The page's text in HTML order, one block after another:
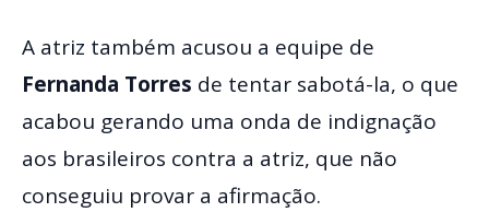
A atriz também acusou a equipe de
Fernanda Torres de tentar sabotá-la, o que
acabou gerando uma onda de indignação
aos brasileiros contra a atriz, que não
conseguiu provar a afirmação.